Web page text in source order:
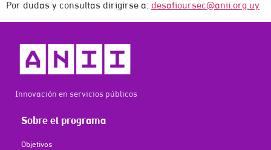
Por dudas y consultas dirigirse a: desafioursec@anii.org.uy
Innovación en servicios públicos
Sobre el programa
Objetivos